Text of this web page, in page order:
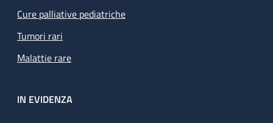
Cure palliative pediatriche
Tumori rari
Malattie rare
IN EVIDENZA